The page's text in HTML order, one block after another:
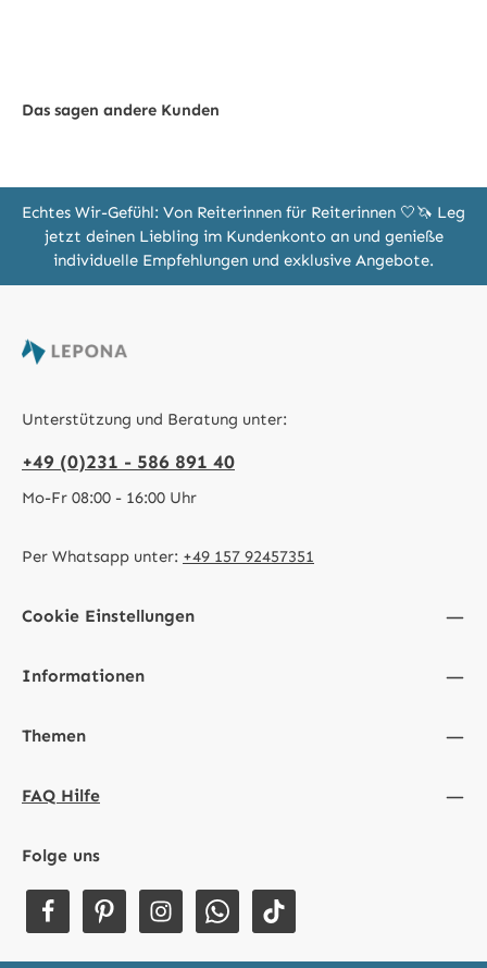
Das sagen andere Kunden
Echtes Wir-Gefühl: Von Reiterinnen für Reiterinnen 🤍🦄 Leg
jetzt deinen Liebling im Kundenkonto an und genieße
individuelle Empfehlungen und exklusive Angebote.
Unterstützung und Beratung unter:
+49 (0)231 - 586 891 40
Mo-Fr 08:00 - 16:00 Uhr
Per Whatsapp unter: +49 157 92457351
Cookie Einstellungen
Informationen
Themen
FAQ Hilfe
Folge uns